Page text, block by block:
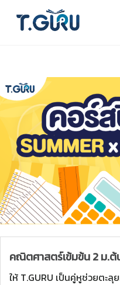
คณิตศาสตร์เข้มข้น 2 ม.
ให้ T.GURU เป็นคู่หูช่วยตะ